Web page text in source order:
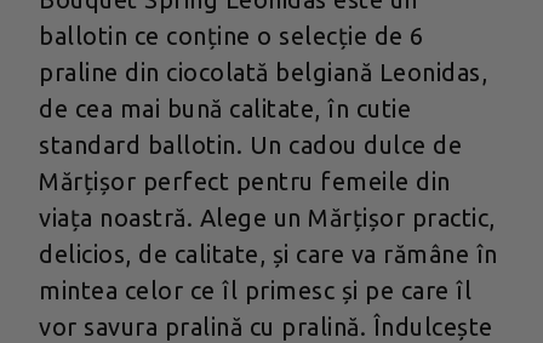
ballotin ce conține o selecție de 6
praline din ciocolată belgiană Leonidas,
de cea mai bună calitate, în cutie
standard ballotin. Un cadou dulce de
Mărțișor perfect pentru femeile din
viața noastră. Alege un Mărțișor practic,
delicios, de calitate, și care va rămâne în
mintea celor ce îl primesc și pe care îl
vor savura pralină cu pralină. Îndulcește